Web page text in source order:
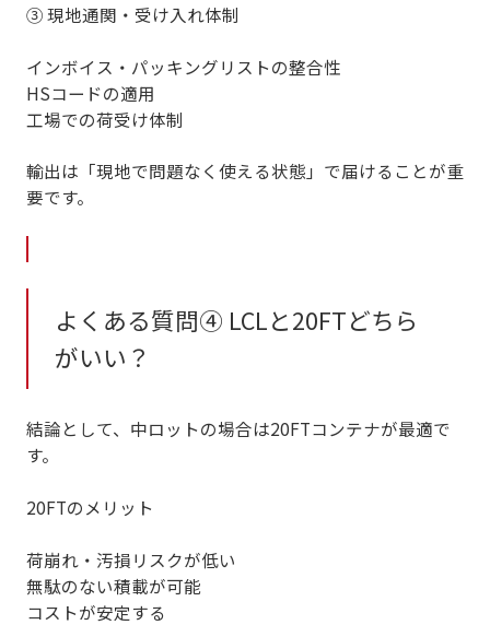
③ 現地通関・受け入れ体制
インボイス・パッキングリストの整合性
HSコードの適用
工場での荷受け体制
輸出は「現地で問題なく使える状態」で届けることが重
要です。
よくある質問④ LCLと20FTどちら
がいい？
結論として、 中ロットの場合は20FTコンテナが最適で
す。
20FTのメリット
荷崩れ・汚損リスクが低い
無駄のない積載が可能
コストが安定する